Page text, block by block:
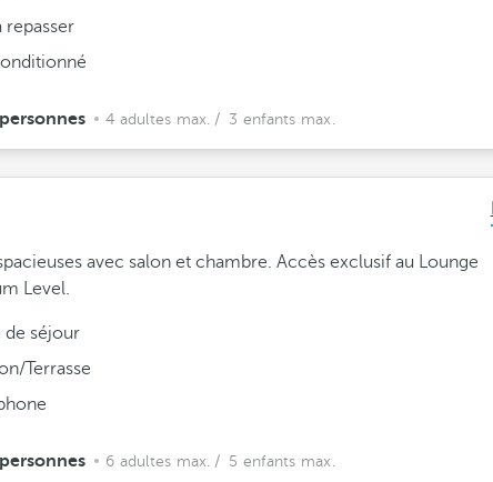
repasser
4 adultes max. / 3 enfants max.
avec salon et chambre. Accès exclusif au Lounge
Level.
de séjour
Terrasse
6 adultes max. / 5 enfants max.